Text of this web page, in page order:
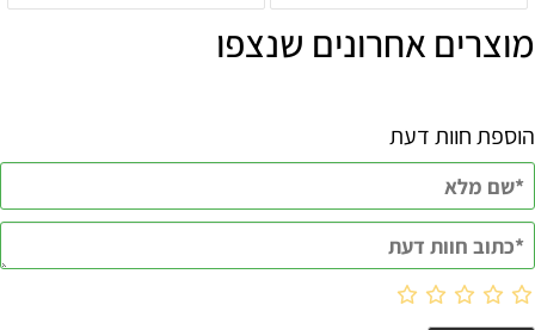
מוצרים אחרונים שנצפו
הוספת חוות דעת